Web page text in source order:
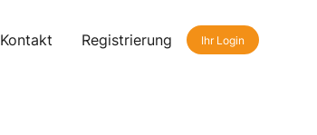
Kontakt Registrierung Ihr Login